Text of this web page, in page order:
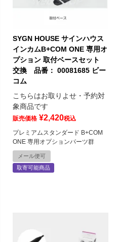
SYGN HOUSE サインハウス
インカムB+COM ONE 専用オ
プション 取付ベースセット
交換 品番： 00081685 ビー
コム
こちらはお取りよせ・予約対
象商品です
販売価格 ¥2,420税込
プレミアムスタンダード B+COM
ONE 専用オプションパーツ群
メール便可
取寄可能商品